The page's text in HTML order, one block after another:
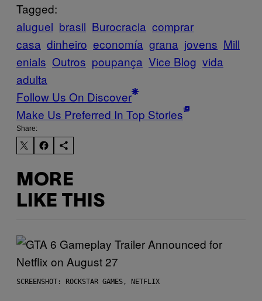
Tagged:
aluguel brasil Burocracia comprar
casa dinheiro economía grana jovens Mill
enials Outros poupança Vice Blog vida
adulta
Follow Us On Discover
Make Us Preferred In Top Stories
Share:
MORE
LIKE THIS
SCREENSHOT: ROCKSTAR GAMES, NETFLIX